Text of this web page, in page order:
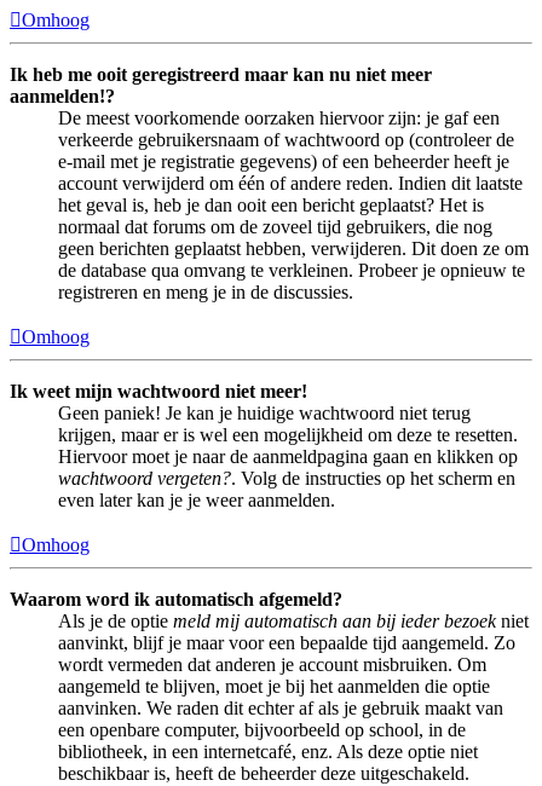
Omhoog
Ik heb me ooit geregistreerd maar kan nu niet meer
aanmelden!?
De meest voorkomende oorzaken hiervoor zijn: je gaf een
verkeerde gebruikersnaam of wachtwoord op (controleer de
e-mail met je registratie gegevens) of een beheerder heeft je
account verwijderd om één of andere reden. Indien dit laatste
het geval is, heb je dan ooit een bericht geplaatst? Het is
normaal dat forums om de zoveel tijd gebruikers, die nog
geen berichten geplaatst hebben, verwijderen. Dit doen ze om
de database qua omvang te verkleinen. Probeer je opnieuw te
registreren en meng je in de discussies.
Omhoog
Ik weet mijn wachtwoord niet meer!
Geen paniek! Je kan je huidige wachtwoord niet terug
krijgen, maar er is wel een mogelijkheid om deze te resetten.
Hiervoor moet je naar de aanmeldpagina gaan en klikken op
wachtwoord vergeten?. Volg de instructies op het scherm en
even later kan je je weer aanmelden.
Omhoog
Waarom word ik automatisch afgemeld?
Als je de optie meld mij automatisch aan bij ieder bezoekniet
aanvinkt, blijf je maar voor een bepaalde tijd aangemeld. Zo
wordt vermeden dat anderen je account misbruiken. Om
aangemeld te blijven, moet je bij het aanmelden die optie
aanvinken. We raden dit echter af als je gebruik maakt van
een openbare computer, bijvoorbeeld op school, in de
bibliotheek, in een internetcafé, enz. Als deze optie niet
beschikbaar is, heeft de beheerder deze uitgeschakeld.